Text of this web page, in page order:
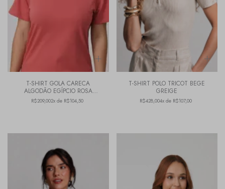
T-SHIRT GOLA CARECA
ALGODÃO EGÍPCIO ROSA
MARSALA
R$209,002x de R$104,50
T-SHIRT POLO TRICOT BEGE
GREIGE
R$428,004x de R$107,00